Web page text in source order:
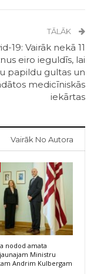
TĀLĀK
19: Vairāk nekā 11
eiro ieguldīs, lai
papildu gultas un
medicīniskās
iekārtas
Vairāk No Autora
nodod amata
Ministru
Andrim Kulbergam